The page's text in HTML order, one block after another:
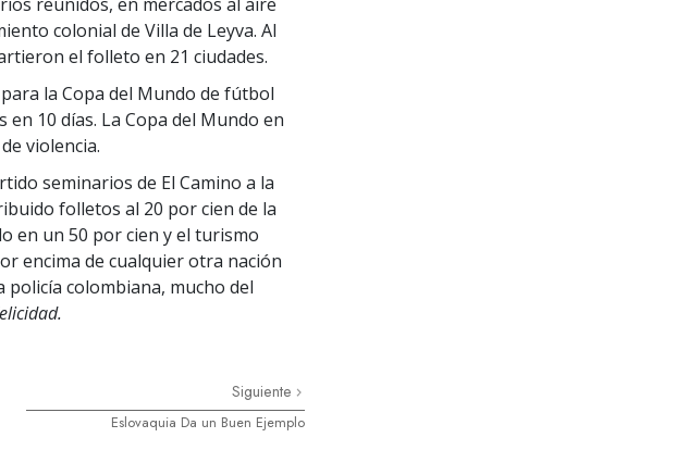
colonial de Villa de Leyva. Al
el folleto en 21 ciudades.
la Copa del Mundo de fútbol
10 días. La Copa del Mundo en
violencia.
seminarios de El Camino a la
folletos al 20 por cien de la
en un 50 por cien y el turismo
encima de cualquier otra nación
colombiana, mucho del
Siguiente
Eslovaquia Da un Buen Ejemplo